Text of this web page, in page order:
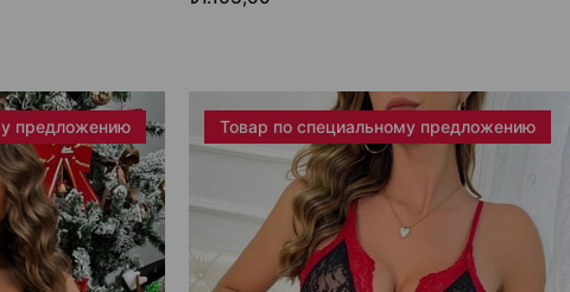
предложению Товар по специальному предложению